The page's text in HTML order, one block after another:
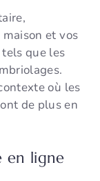
et vos
que les
où les
de plus en
en ligne